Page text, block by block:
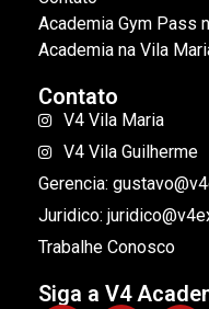
Academia Gym Pass
Academia na Vila
Contato
V4 Vila Maria
V4 Vila Guilherme
Gerencia:
Juridico:
Trabalhe Conosco
Siga a V4